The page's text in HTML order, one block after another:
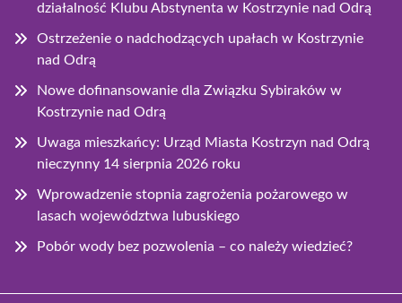
działalność Klubu Abstynenta w Kostrzynie nad Odrą
Ostrzeżenie o nadchodzących upałach w Kostrzynie
nad Odrą
Nowe dofinansowanie dla Związku Sybiraków w
Kostrzynie nad Odrą
Uwaga mieszkańcy: Urząd Miasta Kostrzyn nad Odrą
nieczynny 14 sierpnia 2026 roku
Wprowadzenie stopnia zagrożenia pożarowego w
lasach województwa lubuskiego
Pobór wody bez pozwolenia – co należy wiedzieć?